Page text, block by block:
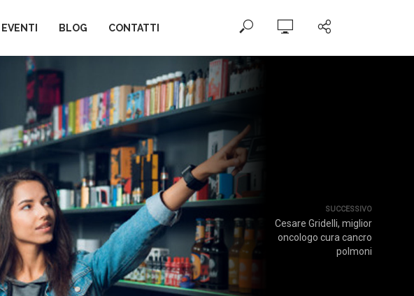
EVENTI BLOG CONTATTI
SUCCESSIVO
Cesare Gridelli, miglior
oncologo cura cancro
polmoni